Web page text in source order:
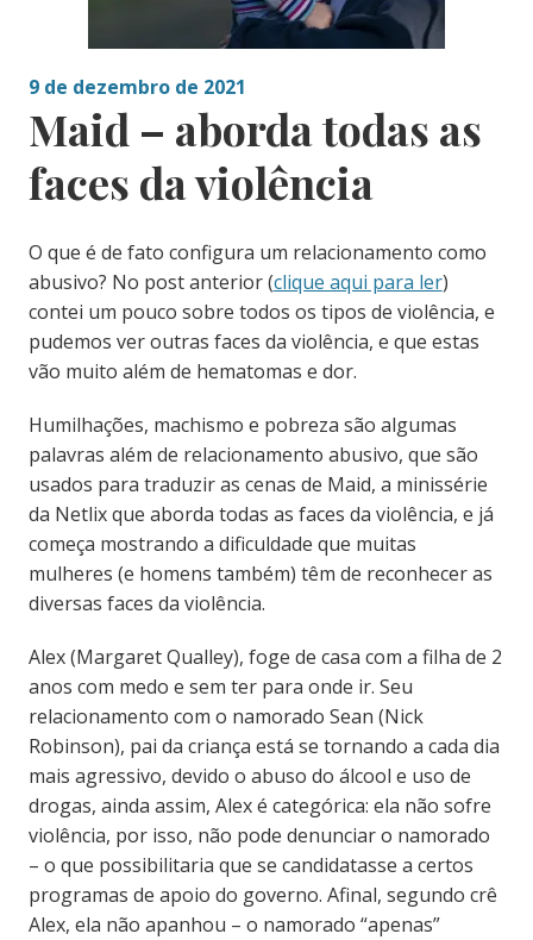
9 de dezembro de 2021
Maid – aborda todas as
faces da violência
O que é de fato configura um relacionamento como
abusivo? No post anterior (clique aqui para ler)
contei um pouco sobre todos os tipos de violência, e
pudemos ver outras faces da violência, e que estas
vão muito além de hematomas e dor.
Humilhações, machismo e pobreza são algumas
palavras além de relacionamento abusivo, que são
usados para traduzir as cenas de Maid, a minissérie
da Netlix que aborda todas as faces da violência, e já
começa mostrando a dificuldade que muitas
mulheres (e homens também) têm de reconhecer as
diversas faces da violência.
Alex (Margaret Qualley), foge de casa com a filha de 2
anos com medo e sem ter para onde ir. Seu
relacionamento com o namorado Sean (Nick
Robinson), pai da criança está se tornando a cada dia
mais agressivo, devido o abuso do álcool e uso de
drogas, ainda assim, Alex é categórica: ela não sofre
violência, por isso, não pode denunciar o namorado
– o que possibilitaria que se candidatasse a certos
programas de apoio do governo. Afinal, segundo crê
Alex, ela não apanhou – o namorado “apenas”